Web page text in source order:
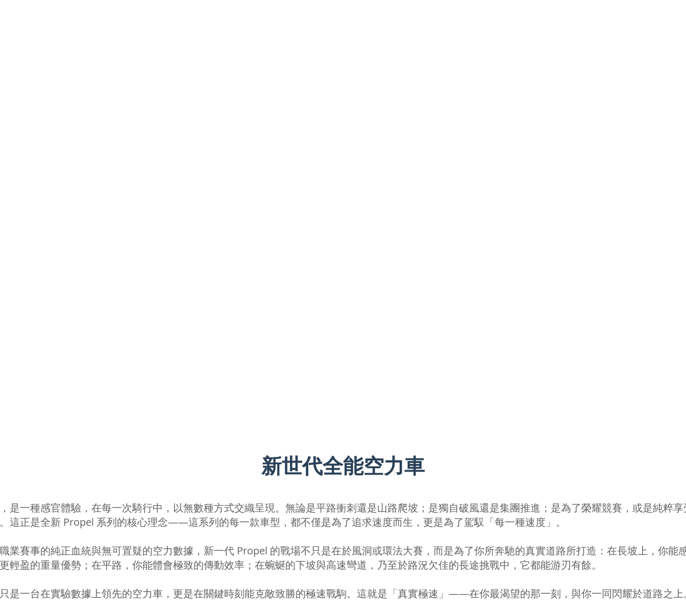
新世代全能空力車
是一種感官體驗，在每一次騎行中，以無數種方式交織呈現。無論是平路衝刺還是山路爬坡；是獨自破風還是集團推進；是為了榮耀競賽，或是純粹享
這正是全新 Propel 系列的核心理念——這系列的每一款車型，都不僅是為了追求速度而生，更是為了駕馭「每一種速度」。
業賽事的純正血統與無可置疑的空力數據，新一代 Propel 的戰場不只是在於風洞或環法大賽，而是為了你所奔馳的真實道路所打造：在長坡上，你能
輕盈的重量優勢；在平路，你能體會極致的傳動效率；在蜿蜒的下坡與高速彎道，乃至於路況欠佳的長途挑戰中，它都能游刃有餘。
是一台在實驗數據上領先的空力車，更是在關鍵時刻能克敵致勝的極速戰駒。這就是「真實極速」——在你最渴望的那一刻，與你一同閃耀於道路之上